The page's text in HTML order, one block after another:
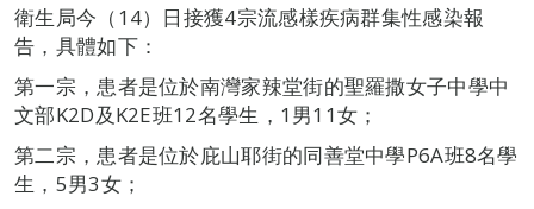
衛生局今（14）日接獲4宗流感樣疾病群集性感染報
告，具體如下：
第一宗，患者是位於南灣家辣堂街的聖羅撒女子中學中
文部K2D及K2E班12名學生，1男11女；
第二宗，患者是位於庇山耶街的同善堂中學P6A班8名學
生，5男3女；